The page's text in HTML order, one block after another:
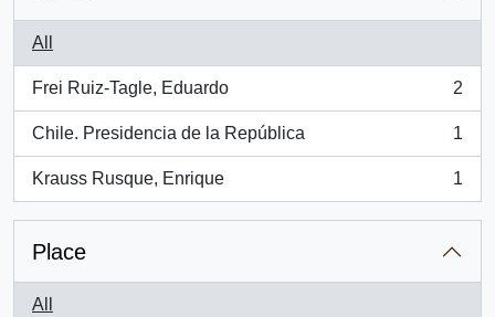
All
Frei Ruiz-Tagle, Eduardo
, 2 results
2
Chile. Presidencia de la República
, 1 results
1
Krauss Rusque, Enrique
, 1 results
1
Place
All